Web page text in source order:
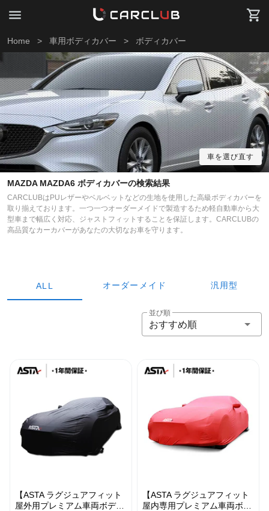
Home > 車用ボディカバー > ボディカバー
車を選び直す
MAZDA MAZDA6 ボディカバーの検索結果
CARCLUBはPUレザーやベルベットなどの生地を使用した高級ボディカバーを
取り揃えております。一つ一つオーダーメイドで製造するため軽自動車から大
型車まで幅広く対応、ジャストフィットすることを保証します。CARCLUBの
高品質なカーカバーがあなたの大切なお車を守ります。
ALL オーダーメイド 汎用型
並び順
おすすめ順
【ASTA ラグジュアフィット
屋外用プレミアム車両ボディ
【ASTA ラグジュアフィット
屋内専用プレミアム車両ボデ